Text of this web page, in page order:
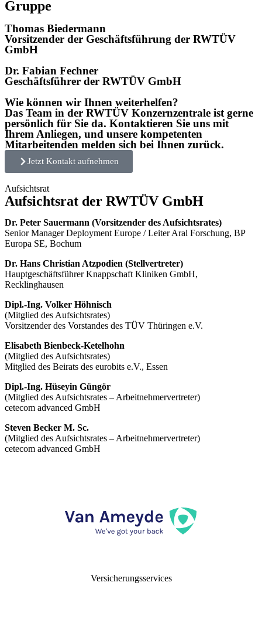
Gruppe
Thomas Biedermann
Vorsitzender der Geschäftsführung der RWTÜV
GmbH
Dr. Fabian Fechner
Geschäftsführer der RWTÜV GmbH
Wie können wir Ihnen weiterhelfen?
Das Team in der RWTÜV Konzernzentrale ist gerne
persönlich für Sie da. Kontaktieren Sie uns mit
Ihrem Anliegen, und unsere kompetenten
Mitarbeitenden melden sich bei Ihnen zurück.
Jetzt Kontakt aufnehmen
Aufsichtsrat
Aufsichtsrat der RWTÜV GmbH
Dr. Peter Sauermann (Vorsitzender des Aufsichtsrates)
Senior Manager Deployment Europe / Leiter Aral Forschung, BP
Europa SE, Bochum
Dr. Hans Christian Atzpodien (Stellvertreter)
Hauptgeschäftsführer Knappschaft Kliniken GmbH,
Recklinghausen
Dipl.-Ing. Volker Höhnisch
(Mitglied des Aufsichtsrates)
Vorsitzender des Vorstandes des TÜV Thüringen e.V.
Elisabeth Bienbeck-Ketelhohn
(Mitglied des Aufsichtsrates)
Mitglied des Beirats des eurobits e.V., Essen
Dipl.-Ing. Hüseyin Güngör
(Mitglied des Aufsichtsrates – Arbeitnehmervertreter)
cetecom advanced GmbH
Steven Becker M. Sc.
(Mitglied des Aufsichtsrates – Arbeitnehmervertreter)
cetecom advanced GmbH
Versicherungsservices